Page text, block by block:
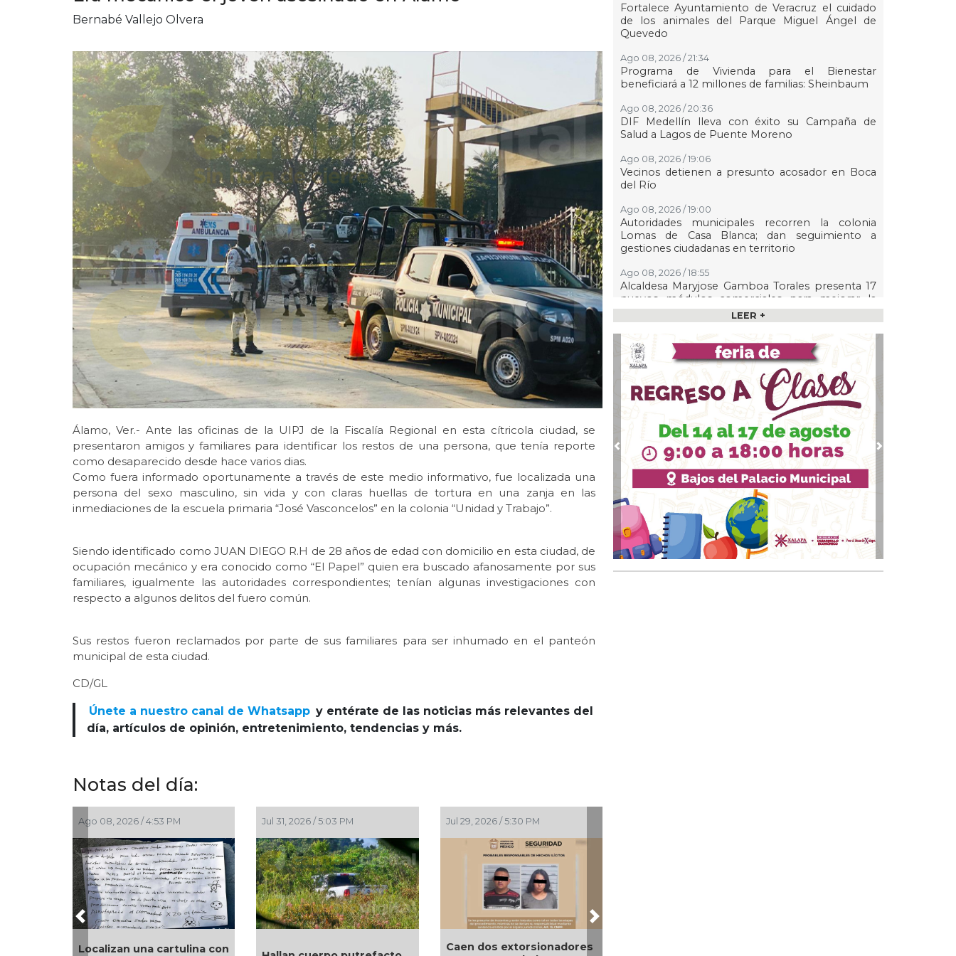
Bernabé Vallejo Olvera
Álamo, Ver.- Ante las oficinas de la UIPJ de la Fiscalía Regional en esta cítricola ciudad, se
presentaron amigos y familiares para identificar los restos de una persona, que tenía reporte
como desaparecido desde hace varios dias.
Como fuera informado oportunamente a través de este medio informativo, fue localizada una
persona del sexo masculino, sin vida y con claras huellas de tortura en una zanja en las
inmediaciones de la escuela primaria “José Vasconcelos” en la colonia “Unidad y Trabajo”.
Siendo identificado como JUAN DIEGO R.H de 28 años de edad con domicilio en esta ciudad, de
ocupación mecánico y era conocido como “El Papel” quien era buscado afanosamente por sus
familiares, igualmente las autoridades correspondientes; tenían algunas investigaciones con
respecto a algunos delitos del fuero común.
Sus restos fueron reclamados por parte de sus familiares para ser inhumado en el panteón
municipal de esta ciudad.
CD/GL
Únete a nuestro canal de Whatsapp y entérate de las noticias más relevantes del
día, artículos de opinión, entretenimiento, tendencias y más.
Notas del día:
Ago 08, 2026 / 4:53 PM
Localizan una cartulina con
Jul 31, 2026 / 5:03 PM Jul 29, 2026 / 5:30 PM
Caen dos extorsionadores
Aseguran 200 kilos de
Previous Next
Fortalece Ayuntamiento de Veracruz el cuidado
de los animales del Parque Miguel Ángel de
Quevedo
Ago 08, 2026 / 21:34
Programa de Vivienda para el Bienestar
beneficiará a 12 millones de familias: Sheinbaum
Ago 08, 2026 / 20:36
DIF Medellín lleva con éxito su Campaña de
Salud a Lagos de Puente Moreno
Ago 08, 2026 / 19:06
Vecinos detienen a presunto acosador en Boca
del Río
Ago 08, 2026 / 19:00
Autoridades municipales recorren la colonia
Lomas de Casa Blanca; dan seguimiento a
gestiones ciudadanas en territorio
Ago 08, 2026 / 18:55
Alcaldesa Maryjose Gamboa Torales presenta 17
nuevos módulos comerciales para mejorar la
imagen de las playas e impulsar la economía de
Boca del Río
Ago 08, 2026 / 16:53
Localizan una cartulina con mensajes
amenazantes en Papantla!!!
Ago 08, 2026 / 16:45
La ciudad de Veracruz se suma a la Jornada
Nacional de Reforestación 2026
Ago 08, 2026 / 16:34
¿Con o sin espuma?
Ago 08, 2026 / 16:33
Control y confianza:la prueba de la seguridad
Ago 08, 2026 / 15:34
Resguarda Ayuntamiento de Veracruz a canino
en situación de riesgo en zona norte de la ciudad
LEER +
Previous Next